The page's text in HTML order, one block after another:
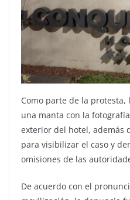
Como parte de la
una manta con la
exterior del hotel, además
para visibilizar el caso y
omisiones de las
De acuerdo con el